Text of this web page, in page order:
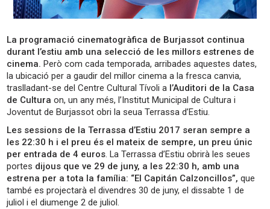
La programació cinematogràfica de Burjassot continua
durant l’estiu amb una selecció de les millors estrenes de
cinema. Però com cada temporada, arribades aquestes dates,
la ubicació per a gaudir del millor cinema a la fresca canvia,
traslladant-se del Centre Cultural Tívoli a l’Auditori de la Casa
de Cultura on, un any més, l’Institut Municipal de Cultura i
Joventut de Burjassot obri la seua Terrassa d’Estiu.
Les sessions de la Terrassa d’Estiu 2017 seran sempre a
les 22:30 h i el preu és el mateix de sempre, un preu únic
per entrada de 4 euros. La Terrassa d’Estiu obrirà les seues
portes dijous que ve 29 de juny, a les 22:30 h, amb una
estrena per a tota la família: “El Capitán Calzoncillos”, que
també es projectarà el divendres 30 de juny, el dissabte 1 de
juliol i el diumenge 2 de juliol.